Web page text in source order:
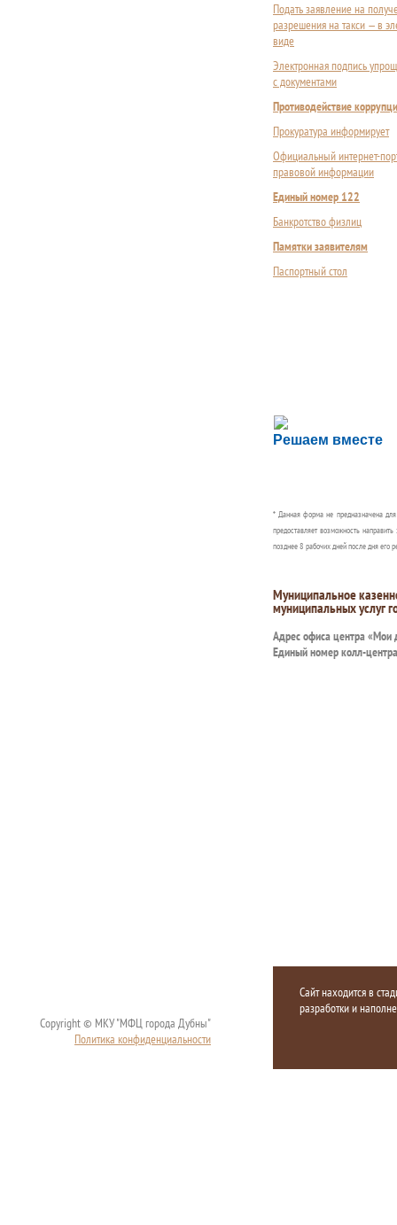
Подать заявление на
разрешения на такси — в
виде
Электронная подпись
с документами
Противодействие
Прокуратура информирует
Официальный интернет-
правовой информации
Единый номер 122
Банкротство физлиц
Памятки заявителям
Паспортный стол
Решаем вместе
Сложности с
Сообщите об этом
* Данная форма не предназначена
предоставляет возможность
позднее 8 рабочих дней после дня его
Муниципальное
муниципальных услуг
Адрес офиса центра «Мои
Единый номер колл-
Copyright © МКУ "МФЦ города Дубны"
Политика конфиденциальности
Сайт находится в
разработки и